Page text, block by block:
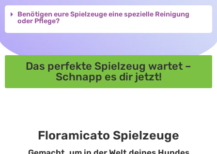
Benötigen eure Spielzeuge eine spezielle Reinigung
oder Pflege?
Das perfekte Spielzeug wartet –
Schnapp es dir jetzt!
Floramicato Spielzeuge